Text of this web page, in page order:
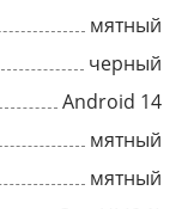
мятный
черный
Android 14
мятный
мятный